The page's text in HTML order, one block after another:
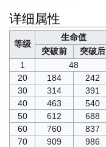
详细属性
等级
生命值
突破前
突破后
1
48
20
184 242
30
314 391
40
463 540
50
612 688
60
760 837
70
909 986